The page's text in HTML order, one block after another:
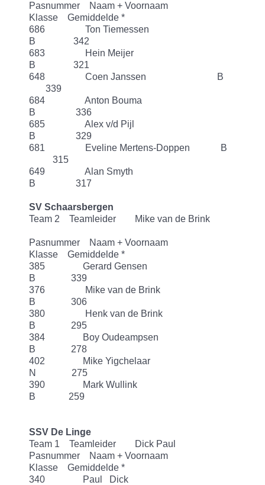
Pasnummer Naam + Voornaam
Klasse Gemiddelde *
686 Ton Tiemessen
B 342
683 Hein Meijer
B 321
648 Coen Janssen B
339
684 Anton Bouma
B 336
685 Alex v/d Pijl
B 329
681 Eveline Mertens-Doppen B
315
649 Alan Smyth
B 317
SV Schaarsbergen
Team 2 Teamleider Mike van de Brink
Pasnummer Naam + Voornaam
Klasse Gemiddelde *
385 Gerard Gensen
B 339
376 Mike van de Brink
B 306
380 Henk van de Brink
B 295
384 Boy Oudeampsen
B 278
402 Mike Yigchelaar
N 275
390 Mark Wullink
B 259
SSV De Linge
Team 1 Teamleider Dick Paul
Pasnummer Naam + Voornaam
Klasse Gemiddelde *
340 Paul Dick